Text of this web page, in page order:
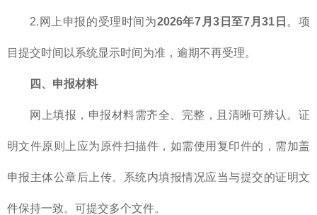
2.网上申报的受理时间为2026年7月3日至7月31日 。项
目提交时间以系统显示时间为准，逾期不再受理。
四、申报材料
网上填报，申报材料需齐全、完整，且清晰可辨认。证
明文件原则上应为原件扫描件，如需使用复印件的，需加盖
申报主体公章后上传。系统内填报情况应当与提交的证明文
件保持一致。可提交多个文件。